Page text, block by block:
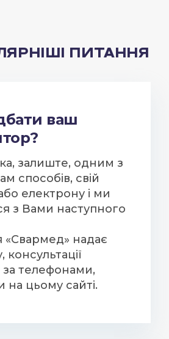
ПИТАННЯ
ваш
залиште, одним з
способів, свій
електрону і ми
з Вами наступного
«Свармед» надає
консультації
за телефонами,
на цьому сайті.